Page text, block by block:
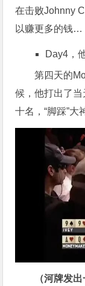
在击败Johnny
以赚更多的钱…
Day4，
第四天的
候，他打出了
十名，“脚踩”大
（河牌发出